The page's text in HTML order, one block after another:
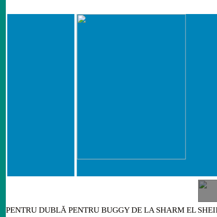
PENTRU DUBLĂ PENTRU BUGGY DE LA SHARM EL